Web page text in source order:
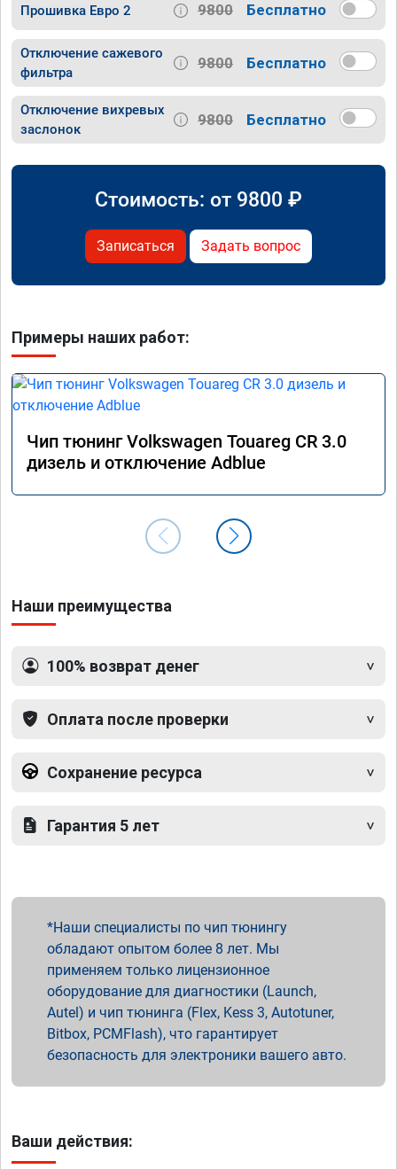
Прошивка Евро 2 9800 Бесплатно
Отключение сажевого
фильтра
9800 Бесплатно
Отключение вихревых
заслонок
9800 Бесплатно
Стоимость: от 9800 ₽
Записаться Задать вопрос
Примеры наших работ:
Чип тюнинг Volkswagen Touareg CR 3.0
дизель и отключение Adblue
Наши преимущества
100% возврат денег
Оплата после проверки
Сохранение ресурса
Гарантия 5 лет
Наши специалисты по чип тюнингу
обладают опытом более 8 лет. Мы
применяем только лицензионное
оборудование для диагностики (Launch,
Autel) и чип тюнинга (Flex, Kess 3, Autotuner,
Bitbox, PCMFlash), что гарантирует
безопасность для электроники вашего авто.
Ваши действия: